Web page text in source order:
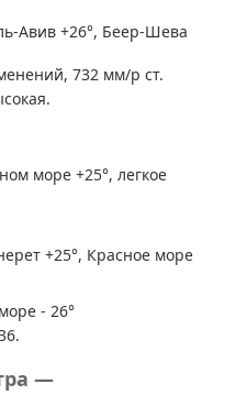
Авив +26°, Беер-Шева
732 мм/р ст.
море +25°, легкое
+25°, Красное море
- 26°
—